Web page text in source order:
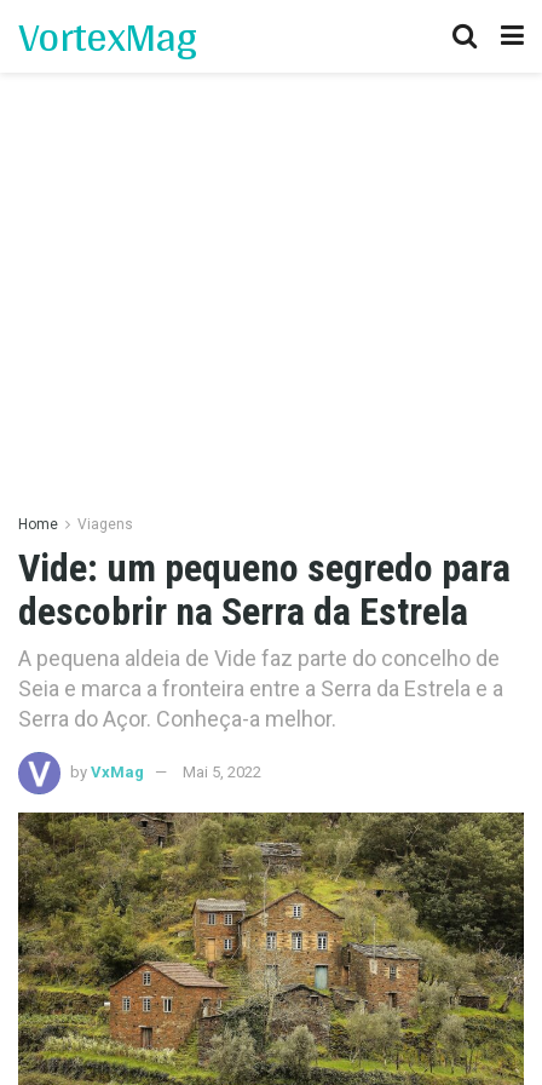
VortexMag
Home Viagens
Vide: um pequeno segredo para
descobrir na Serra da Estrela
A pequena aldeia de Vide faz parte do concelho de
Seia e marca a fronteira entre a Serra da Estrela e a
Serra do Açor. Conheça-a melhor.
by VxMag Mai 5, 2022